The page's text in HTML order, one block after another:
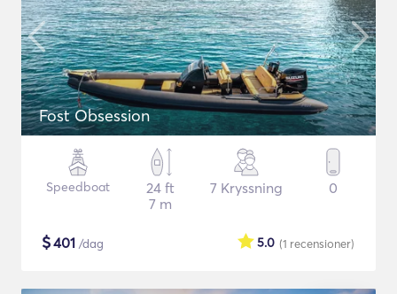
Fost Obsession
Speedboat
24 ft
7 m
7 Kryssning 0
$401 /dag (1 recensioner)
5.0